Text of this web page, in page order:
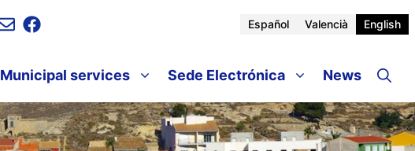
Español Valencià English
Municipal services Sede Electrónica News